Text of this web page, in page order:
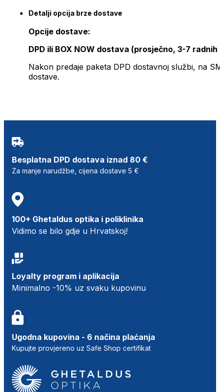
Detalji opcija brze dostave
Opcije dostave:
DPD ili BOX NOW dostava (prosječno, 3-7 radnih
Nakon predaje paketa DPD dostavnoj službi, na
dostave.
Besplatna DPD dostava iznad 80 €
Za manje narudžbe, cijena dostave 5 €
100+ Ghetaldus optika i poliklinika
Vidimo se bilo gdje u Hrvatskoj!
Loyalty program i aplikacija
Minimalno -10% uz svaku kupovinu
Ugodna kupovina - 6 načina plaćanja
Kupujte provjereno uz Safe Shop certifikat